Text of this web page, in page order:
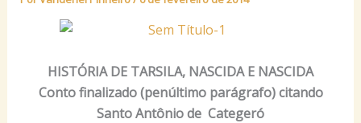
HISTÓRIA DE TARSILA, NASCIDA E NASCIDA
Conto finalizado (penúltimo parágrafo) citando
Santo Antônio de Categeró